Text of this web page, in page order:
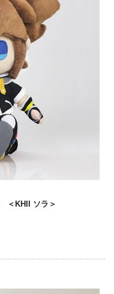
＜KHII ソラ＞